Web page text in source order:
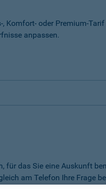
, Komfort- oder Premium-Tarif
anpassen.
für das Sie eine Auskunft
am Telefon Ihre Frage